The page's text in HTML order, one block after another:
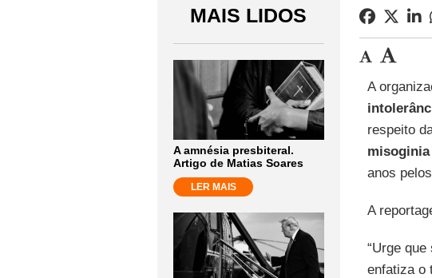
MAIS LIDOS
A amnésia presbiteral.
Artigo de Matias Soares
LER MAIS
A
respeito
misoginia
anos pelos
A
“Urge
enfatiza o